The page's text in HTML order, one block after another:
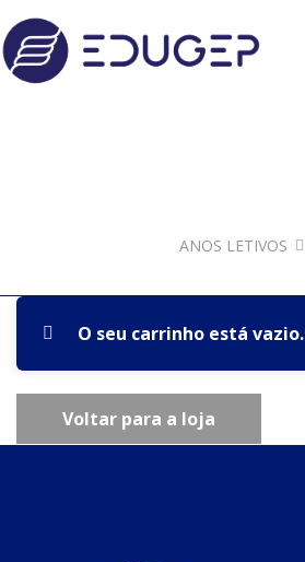
ANOS LETIVOS
O seu carrinho está vazio.
Voltar para a loja